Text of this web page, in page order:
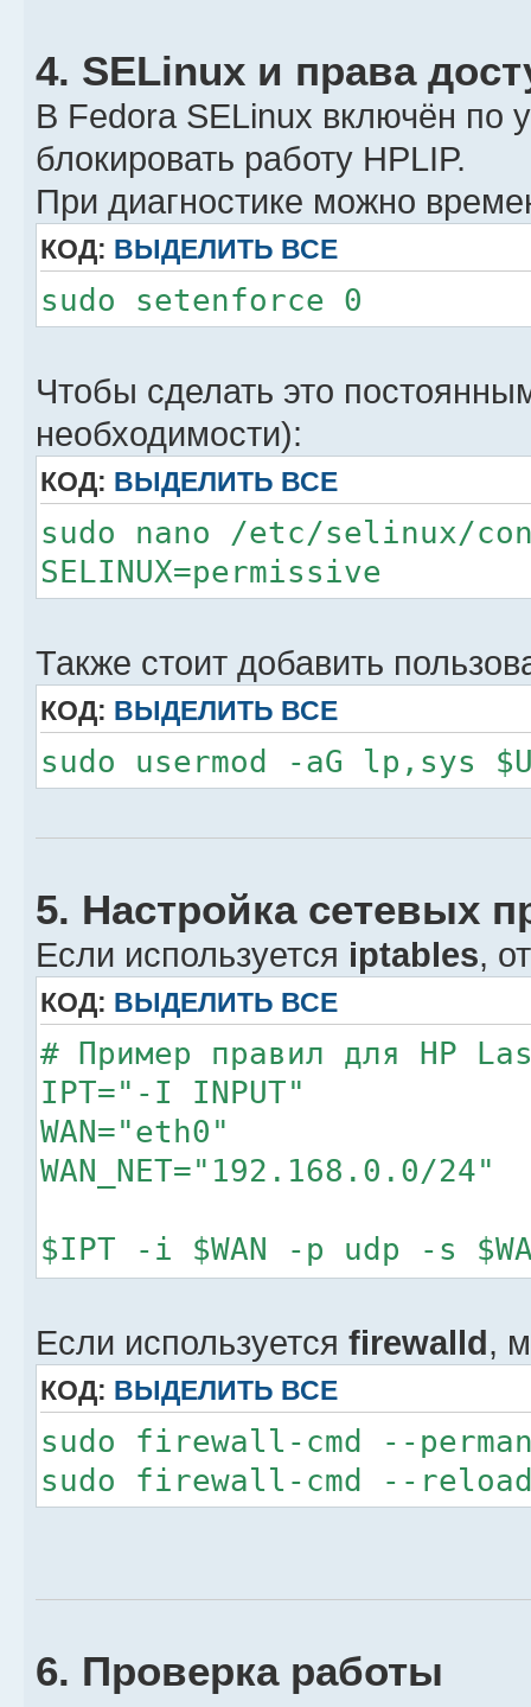
4. SELinux и права
В Fedora SELinux включён по
блокировать работу HPLIP.
При диагностике можно
КОД: ВЫДЕЛИТЬ ВСЕ
sudo setenforce 0
Чтобы сделать это
необходимости):
КОД: ВЫДЕЛИТЬ ВСЕ
sudo nano /etc/selinux/
SELINUX=permissive
Также стоит добавить
КОД: ВЫДЕЛИТЬ ВСЕ
sudo usermod -aG lp,sys
5. Настройка сетевых
Если используется iptables,
КОД: ВЫДЕЛИТЬ ВСЕ
# Пример правил для HP
IPT="-I INPUT"
WAN="eth0"
WAN_NET="192.168.0.0/24"
$IPT -i $WAN -p udp -s
$IPT -i $WAN -p tcp -s
Если используется firewalld,
КОД: ВЫДЕЛИТЬ ВСЕ
sudo firewall-cmd --
sudo firewall-cmd --
6. Проверка работы